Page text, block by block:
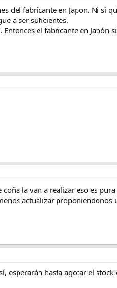
del fabricante en Japon. Ni si
a ser suficientes.
el fabricante en Japón
la van a realizar eso es
actualizar proponiendonos
esperarán hasta agotar el stock